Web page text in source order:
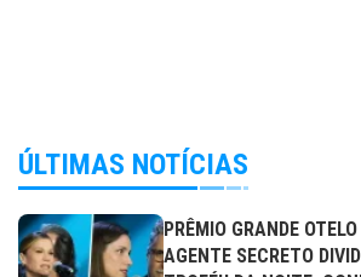
ÚLTIMAS NOTÍCIAS
PRÊMIO GRANDE
AGENTE SECRETO